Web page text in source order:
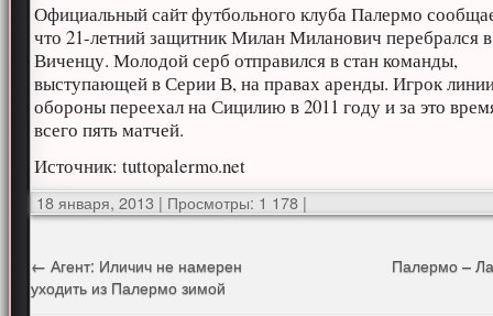
Официальный сайт футбольного клуба Палермо
что 21-летний защитник Милан Миланович перебрался в
Виченцу. Молодой серб отправился в стан команды,
выступающей в Серии В, на правах аренды. Игрок
обороны переехал на Сицилию в 2011 году и за это
всего пять матчей.
Источник: tuttopalermo.net
18 января, 2013 | Просмотры: 1 178 |
← Агент: Иличич не намерен
уходить из Палермо зимой
Палермо –